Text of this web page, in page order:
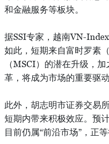
和金融服务等板块。
据SSI专家，越南VN-
如此，短期来自富时罗素
（MSCI）的潜在升级，
革，将成为市场的重要驱动
此外，胡志明市证券交易
短期内带来积极效应。预
目前仍属“前沿市场”，正